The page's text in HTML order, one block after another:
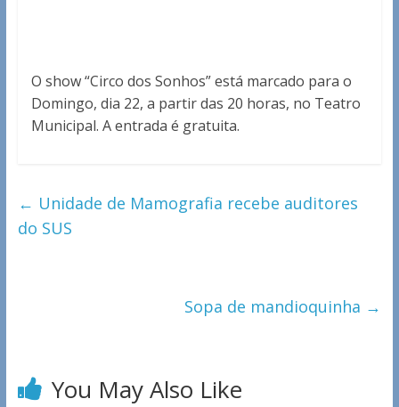
O show “Circo dos Sonhos” está marcado para o
Domingo, dia 22, a partir das 20 horas, no Teatro
Municipal. A entrada é gratuita.
← Unidade de Mamografia recebe auditores
do SUS
Sopa de mandioquinha →
You May Also Like